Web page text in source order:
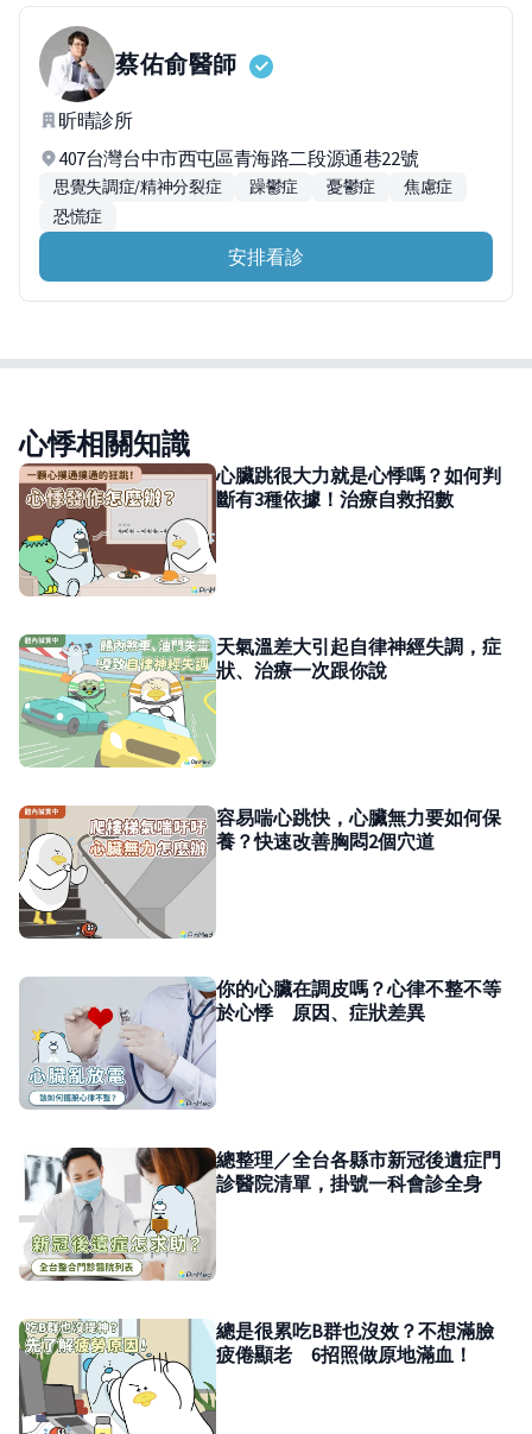
蔡佑俞醫師
昕晴診所
407台灣台中市西屯區青海路二段源通巷22號
思覺失調症/精神分裂症 躁鬱症 憂鬱症
焦慮症
恐慌症
安排看診
心悸相關知識
心臟跳很大力就是心悸嗎？如何判
斷有3種依據！治療自救招數
天氣溫差大引起自律神經失調，症
狀、治療一次跟你說
容易喘心跳快，心臟無力要如何保
養？快速改善胸悶2個穴道
你的心臟在調皮嗎？心律不整不等
於心悸 原因、症狀差異
總整理／全台各縣市新冠後遺症門
診醫院清單，掛號一科會診全身
總是很累吃B群也沒效？不想滿臉
疲倦顯老 6招照做原地滿血！